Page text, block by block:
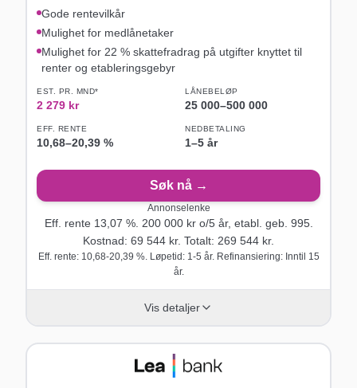
Gode rentevilkår
Mulighet for medlånetaker
Mulighet for 22 % skattefradrag på utgifter knyttet til
renter og etableringsgebyr
EST. PR. MND*
2 279 kr
LÅNEBELØP
25 000–500 000
EFF. RENTE
10,68–20,39 %
NEDBETALING
1–5 år
Søk nå →
Annonselenke
Eff. rente 13,07 %. 200 000kr o/5år, etabl. geb. 995.
Kostnad: 69 544 kr. Totalt: 269 544 kr.
Eff. rente: 10,68-20,39 %. Løpetid: 1-5 år. Refinansiering: Inntil 15
år.
Vis detaljer